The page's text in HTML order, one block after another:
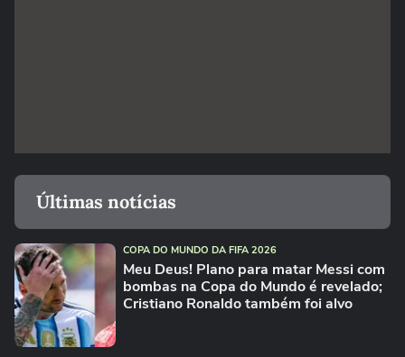
Últimas notícias
COPA DO MUNDO DA FIFA 2026
Meu Deus! Plano para matar Messi com
bombas na Copa do Mundo é revelado;
Cristiano Ronaldo também foi alvo